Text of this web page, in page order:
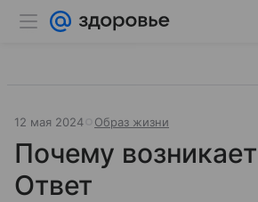
12 мая 2024 Образ жизни
Почему
Ответ